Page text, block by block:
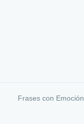
Frases con Emoción